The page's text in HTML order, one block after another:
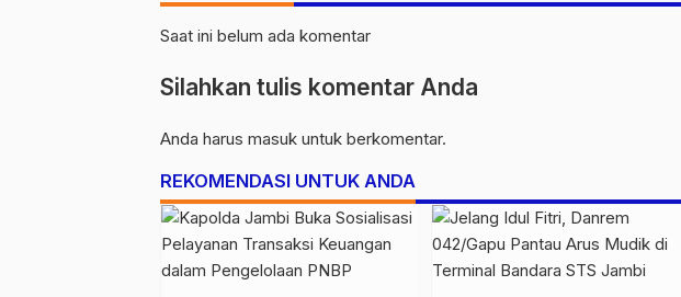
Saat ini belum ada komentar
Silahkan tulis komentar Anda
Anda harus masuk untuk berkomentar.
REKOMENDASI UNTUK ANDA